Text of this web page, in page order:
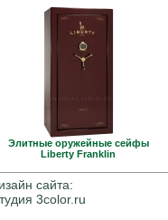
Элитные оружейные сейфы
Liberty Franklin
сайта:
3color.ru